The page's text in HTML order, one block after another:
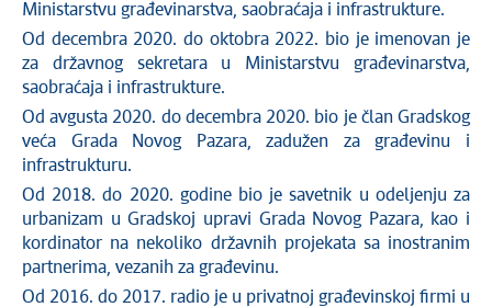
Ministarstvu građevinarstva, saobraćaja i infrastrukture.
Od decembra 2020. do oktobra 2022. bio je imenovan je
za državnog sekretara u Ministarstvu građevinarstva,
saobraćaja i infrastrukture.
Od avgusta 2020. do decembra 2020. bio je član Gradskog
veća Grada Novog Pazara, zadužen za građevinu i
infrastrukturu.
Od 2018. do 2020. godine bio je savetnik u odeljenju za
urbanizam u Gradskoj upravi Grada Novog Pazara, kao i
kordinator na nekoliko državnih projekata sa inostranim
partnerima, vezanih za građevinu.
Od 2016. do 2017. radio je u privatnoj građevinskoj firmi u